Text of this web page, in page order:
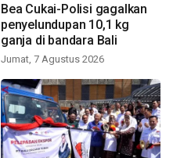
Bea Cukai-Polisi gagalkan
penyelundupan 10,1 kg
ganja di bandara Bali
Jumat, 7 Agustus 2026